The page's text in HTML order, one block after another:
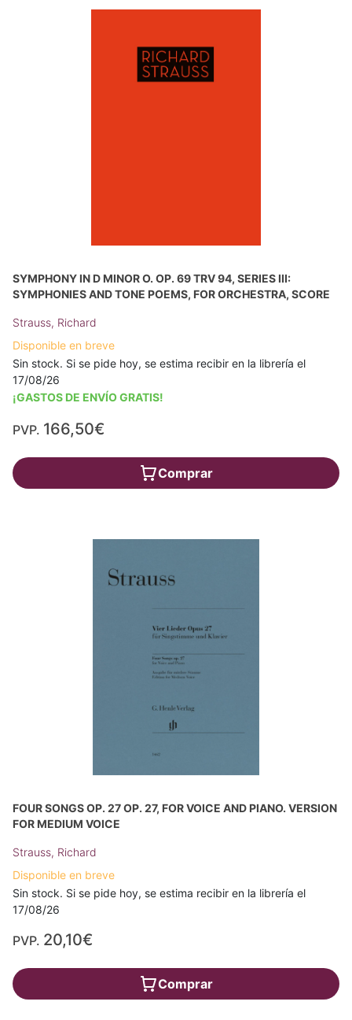
SYMPHONY IN D MINOR O. OP. 69 TRV 94, SERIES III:
SYMPHONIES AND TONE POEMS, FOR ORCHESTRA, SCORE
Strauss, Richard
Disponible en breve
Sin stock. Si se pide hoy, se estima recibir en la librería el
17/08/26
¡GASTOS DE ENVÍO GRATIS!
PVP. 166,50€
Comprar
FOUR SONGS OP. 27 OP. 27, FOR VOICE AND PIANO. VERSION
FOR MEDIUM VOICE
Strauss, Richard
Disponible en breve
Sin stock. Si se pide hoy, se estima recibir en la librería el
17/08/26
PVP. 20,10€
Comprar